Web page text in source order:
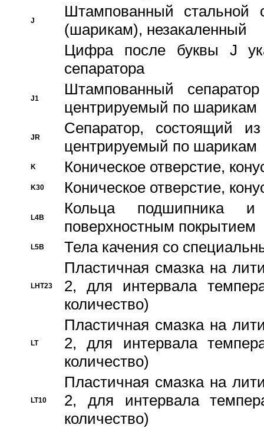
J
Штампованный стальной
(шарикам), незакаленный
Цифра после буквы J
сепаратора
J1
Штампованный
центрируемый по шарикам
JR
Сепаратор, состоящий
центрируемый по шарикам
K Коническое отверстие,
K30 Коническое отверстие,
L4B
Кольца подшипника
поверхностным покрытием
L5B Тела качения со
LHT23
Пластичная смазка на
2, для интервала
количество)
LT
Пластичная смазка на
2, для интервала
количество)
LT10
Пластичная смазка на
2, для интервала
количество)